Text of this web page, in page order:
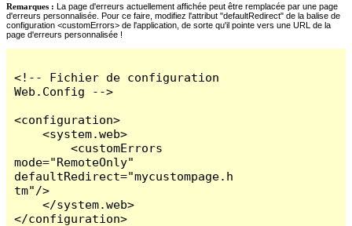
Remarques : La page d'erreurs actuellement affichée peut être remplacée par une page
d'erreurs personnalisée. Pour ce faire, modifiez l'attribut "defaultRedirect" de la balise de
configuration <customErrors> de l'application, de sorte qu'il pointe vers une URL de la
page d'erreurs personnalisée !
<!-- Fichier de configuration
Web.Config -->
<configuration>
    <system.web>
        <customErrors
mode="RemoteOnly"
defaultRedirect="mycustompage.h
tm"/>
    </system.web>
</configuration>